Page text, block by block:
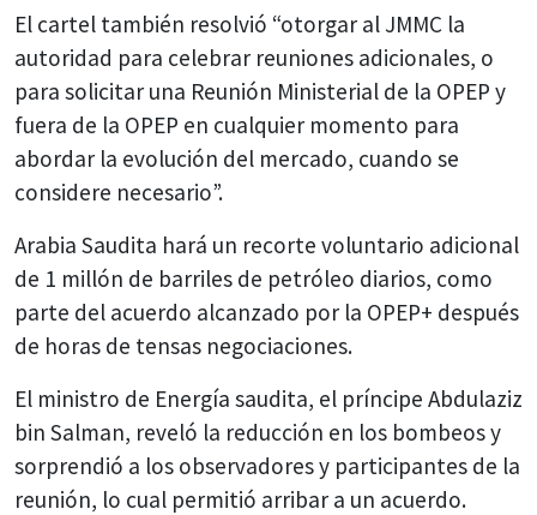
El cartel también resolvió “otorgar al JMMC la
autoridad para celebrar reuniones adicionales, o
para solicitar una Reunión Ministerial de la OPEP y
fuera de la OPEP en cualquier momento para
abordar la evolución del mercado, cuando se
considere necesario”.
Arabia Saudita hará un recorte voluntario adicional
de 1 millón de barriles de petróleo diarios, como
parte del acuerdo alcanzado por la OPEP+ después
de horas de tensas negociaciones.
El ministro de Energía saudita, el príncipe Abdulaziz
bin Salman, reveló la reducción en los bombeos y
sorprendió a los observadores y participantes de la
reunión, lo cual permitió arribar a un acuerdo.